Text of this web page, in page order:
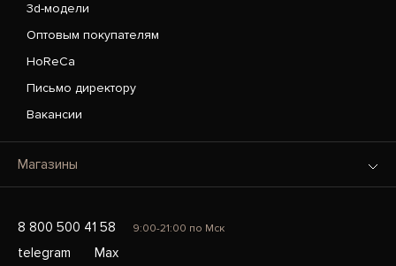
3d-модели
Оптовым покупателям
HoReCa
Письмо директору
Вакансии
Магазины
8 800 500 41 58 9:00-21:00 по Мск
telegram Max